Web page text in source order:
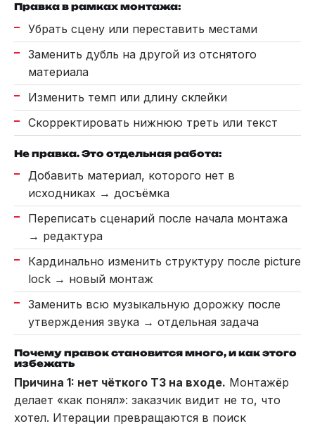
Правка в рамках монтажа:
Убрать сцену или переставить местами
Заменить дубль на другой из отснятого
материала
Изменить темп или длину склейки
Скорректировать нижнюю треть или текст
Не правка. Это отдельная работа:
Добавить материал, которого нет в
исходниках → досъёмка
Переписать сценарий после начала монтажа
→ редактура
Кардинально изменить структуру после picture
lock → новый монтаж
Заменить всю музыкальную дорожку после
утверждения звука → отдельная задача
Почему правок становится много, и как этого
избежать
Причина 1: нет чёткого ТЗ на входе. Монтажёр
делает «как понял»: заказчик видит не то, что
хотел. Итерации превращаются в поиск